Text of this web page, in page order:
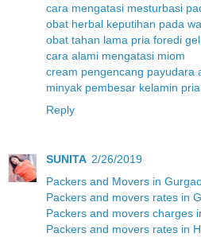
cara mengatasi mesturbasi
obat herbal keputihan pada
obat tahan lama pria foredi gel
cara alami mengatasi miom
cream pengencang payudara
minyak pembesar kelamin pria
Reply
SUNITA 2/26/2019
Packers and Movers in
Packers and movers rates in
Packers and movers charges
Packers and movers rates in